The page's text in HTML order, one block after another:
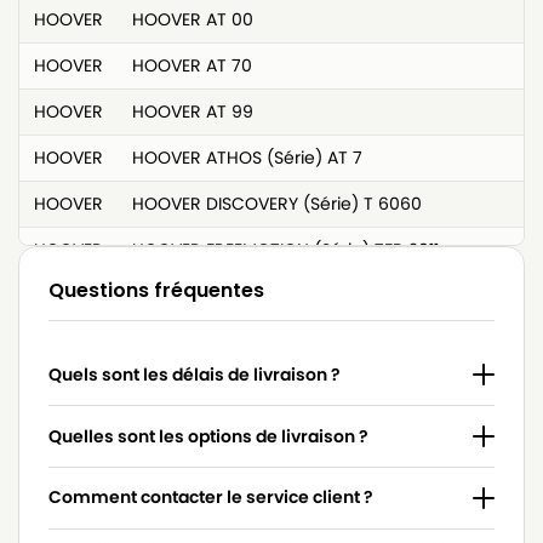
HOOVER
HOOVER AT 00
HOOVER
HOOVER AT 70
HOOVER
HOOVER AT 99
HOOVER
HOOVER ATHOS (Série) AT 7
HOOVER
HOOVER DISCOVERY (Série) T 6060
HOOVER
HOOVER FREEMOTION (Série) TFB 2011
HOOVER
HOOVER H 22 A
HOOVER
HOOVER H 36
HOOVER
HOOVER H 52
HOOVER
HOOVER H 61
Questions fréquentes
Quels sont les délais de livraison ?
Quelles sont les options de livraison ?
Comment contacter le service client ?